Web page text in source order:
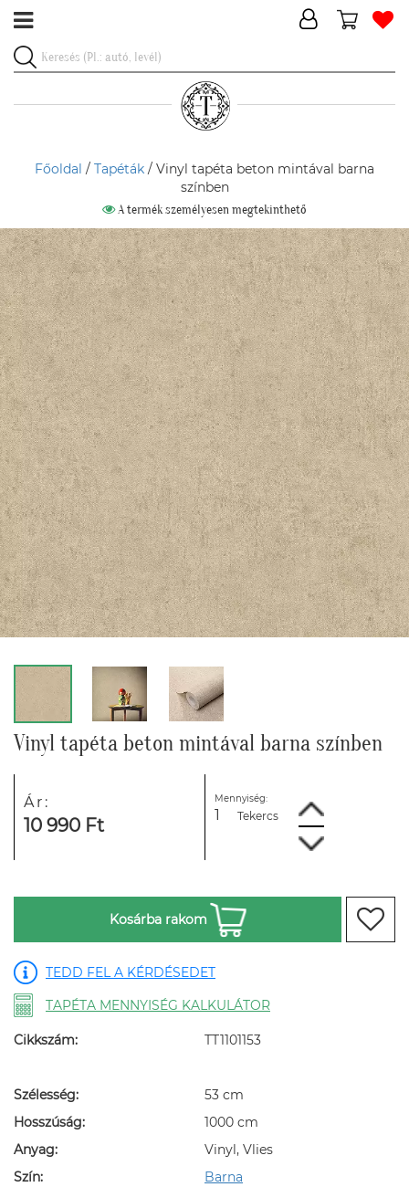
Főoldal / Tapéták / Vinyl tapéta beton mintával barna
színben
A termék személyesen megtekinthető
Vinyl tapéta beton mintával barna színben
Ár:
10 990 Ft
Mennyiség:
Tekercs
Kosárba rakom
TEDD FEL A KÉRDÉSEDET
TAPÉTA MENNYISÉG KALKULÁTOR
Cikkszám: TT1101153
Szélesség:
53 cm
Hosszúság:
1000 cm
Anyag:
Vinyl, Vlies
Szín:
Barna